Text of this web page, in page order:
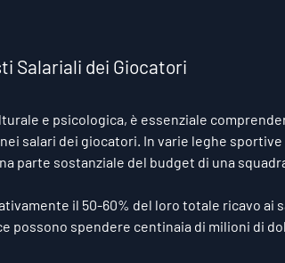
Salariali dei Giocatori
e psicologica, è essenziale
salari dei giocatori. In varie leghe sportive
parte sostanziale del budget di una
il 50-60% del loro totale ricavo ai
possono spendere centinaia di milioni di